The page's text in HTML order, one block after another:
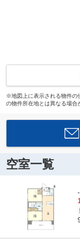
※地図上に表示される物件の
の物件所在地とは異なる場合
空室一覧
-